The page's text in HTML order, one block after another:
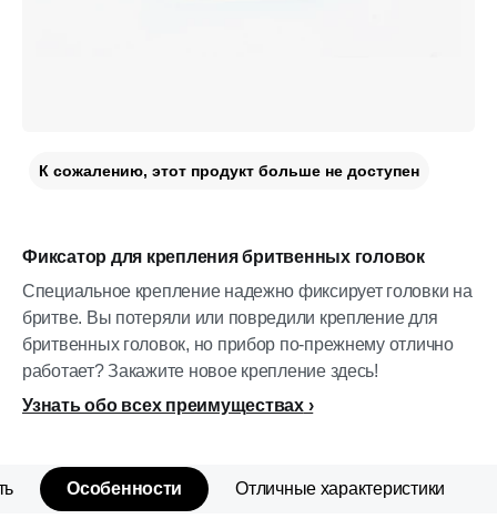
Фиксатор для крепления бритвенных головок
Специальное крепление надежно фиксирует головки на
бритве. Вы потеряли или повредили крепление для
бритвенных головок, но прибор по-прежнему отлично
работает? Закажите новое крепление здесь!
Узнать обо всех преимуществах
К сожалению, этот продукт больше не доступен
Особенности Отличные характеристики